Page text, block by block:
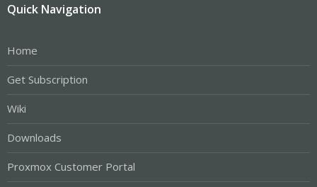
Quick Navigation
Home
Get Subscription
Wiki
Downloads
Proxmox Customer Portal